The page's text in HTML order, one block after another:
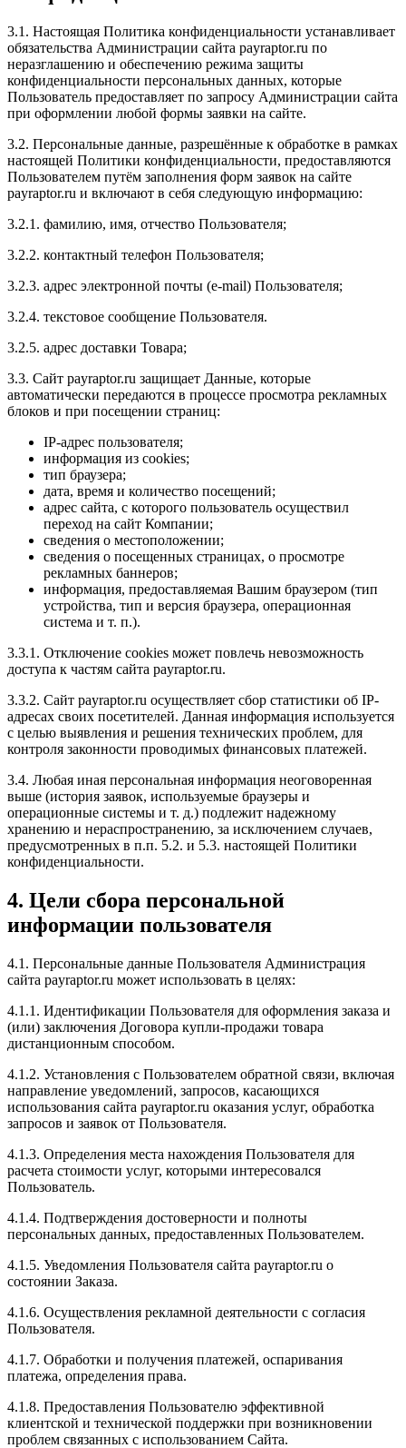
3.1. Настоящая Политика конфиденциальности устанавливает
обязательства Администрации сайта payraptor.ru по
неразглашению и обеспечению режима защиты
конфиденциальности персональных данных, которые
Пользователь предоставляет по запросу Администрации сайта
при оформлении любой формы заявки на сайте.
3.2. Персональные данные, разрешённые к обработке в рамках
настоящей Политики конфиденциальности, предоставляются
Пользователем путём заполнения форм заявок на сайте
payraptor.ru и включают в себя следующую информацию:
3.2.1. фамилию, имя, отчество Пользователя;
3.2.2. контактный телефон Пользователя;
3.2.3. адрес электронной почты (e-mail) Пользователя;
3.2.4. текстовое сообщение Пользователя.
3.2.5. адрес доставки Товара;
3.3. Сайт payraptor.ru защищает Данные, которые
автоматически передаются в процессе просмотра рекламных
блоков и при посещении страниц:
IP-адрес пользователя;
информация из cookies;
тип браузера;
дата, время и количество посещений;
адрес сайта, с которого пользователь осуществил
переход на сайт Компании;
сведения о местоположении;
сведения о посещенных страницах, о просмотре
рекламных баннеров;
информация, предоставляемая Вашим браузером (тип
устройства, тип и версия браузера, операционная
система и т. п.).
3.3.1. Отключение cookies может повлечь невозможность
доступа к частям сайта payraptor.ru.
3.3.2. Сайт payraptor.ru осуществляет сбор статистики об IP-
адресах своих посетителей. Данная информация используется
с целью выявления и решения технических проблем, для
контроля законности проводимых финансовых платежей.
3.4. Любая иная персональная информация неоговоренная
выше (история заявок, используемые браузеры и
операционные системы и т. д.) подлежит надежному
хранению и нераспространению, за исключением случаев,
предусмотренных в п.п. 5.2. и 5.3. настоящей Политики
конфиденциальности.
4. Цели сбора персональной
информации пользователя
4.1. Персональные данные Пользователя Администрация
сайта payraptor.ru может использовать в целях:
4.1.1. Идентификации Пользователя для оформления заказа и
(или) заключения Договора купли-продажи товара
дистанционным способом.
4.1.2. Установления с Пользователем обратной связи, включая
направление уведомлений, запросов, касающихся
использования сайта payraptor.ru оказания услуг, обработка
запросов и заявок от Пользователя.
4.1.3. Определения места нахождения Пользователя для
расчета стоимости услуг, которыми интересовался
Пользователь.
4.1.4. Подтверждения достоверности и полноты
персональных данных, предоставленных Пользователем.
4.1.5. Уведомления Пользователя сайта payraptor.ru о
состоянии Заказа.
4.1.6. Осуществления рекламной деятельности с согласия
Пользователя.
4.1.7. Обработки и получения платежей, оспаривания
платежа, определения права.
4.1.8. Предоставления Пользователю эффективной
клиентской и технической поддержки при возникновении
проблем связанных с использованием Сайта.